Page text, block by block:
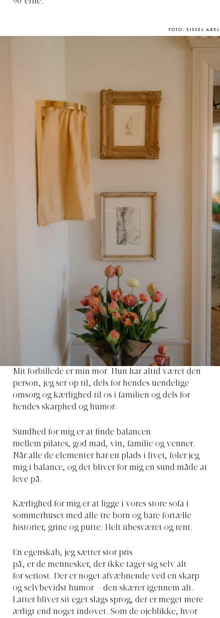
FOTO: SISSEL ABEL
Mit forbillede er min mor. Hun har altid været den
person, jeg ser op til, dels for hendes uendelige
omsorg og kærlighed til os i familien og dels for
hendes skarphed og humor.
Sundhed for mig er at finde balancen
mellem pilates, god mad, vin, familie og venner.
Når alle de elementer har en plads i livet, føler jeg
mig i balance, og det bliver for mig en sund måde at
leve på.
Kærlighed for mig er at ligge i vores store sofa i
sommerhuset med alle tre børn og bare fortælle
historier, grine og putte. Helt ubesværet og rent.
En egenskab, jeg sætter stor pris
på, er de mennesker, der ikke tager sig selv alt
for seriøst. Der er noget afvæbnende ved en skarp
og selvbevidst humor – den skærer igennem alt.
Latter bliver sit eget slags sprog, der er meget mere
ærligt end noget indøvet. Som de øjeblikke, hvor